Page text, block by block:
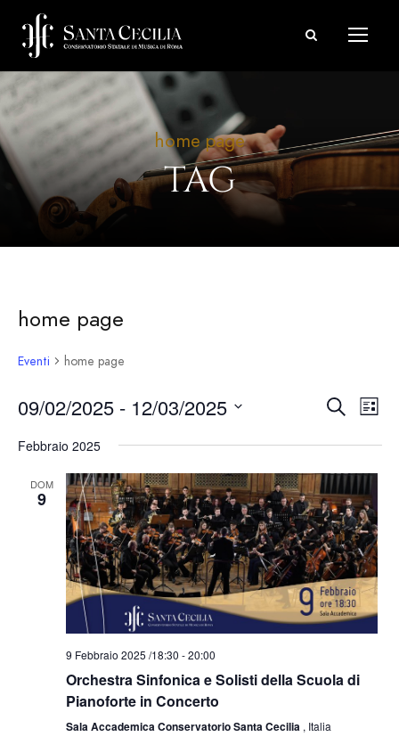
home page
TAG
home page
Eventi home page
E
e
n
t
i
R
i
c
e
r
c
e
i
C
r
c
a
E
v
e
t
o
V
i
s
t
e
N
L
t
a
09/02/2025 - 12/03/2025
e
Febbraio 2025
DOM
9
9 Febbraio 2025 /18:30 -20:00
Orchestra Sinfonica e Solisti della Scuola di
Pianoforte in Concerto
Sala Accademica Conservatorio Santa Cecilia , Italia